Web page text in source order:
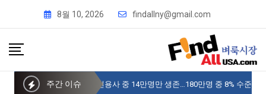
8월 10, 2026 findallny@gmail.com
주간 이슈 사이버 한국외국어대 미주글로벌센터 뉴욕